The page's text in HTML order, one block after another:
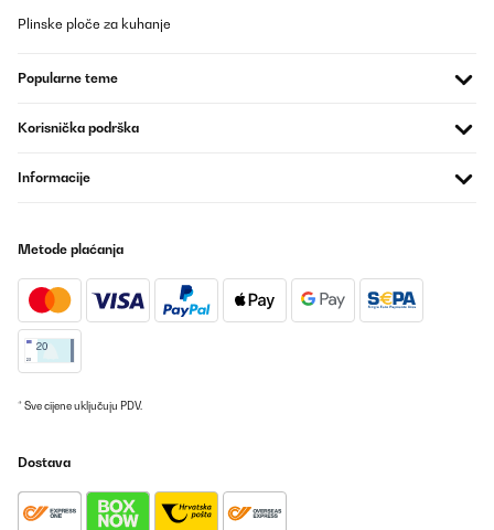
Plinske ploče za kuhanje
Popularne teme
Korisnička podrška
Informacije
Metode plaćanja
* Sve cijene uključuju PDV.
Dostava